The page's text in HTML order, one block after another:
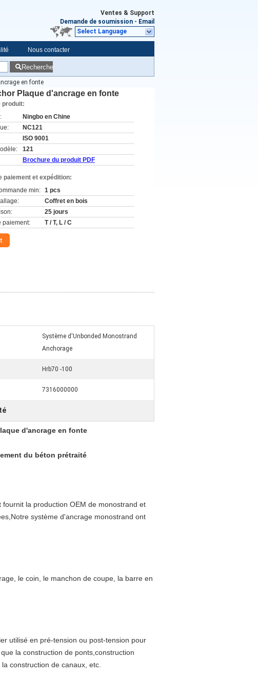
Ventes & Support
Demande de soumission - Email
Select Language
Nous contacter
Recherche
en fonte
Plaque d'ancrage en fonte
produit:
Ningbo en Chine
NC121
ISO 9001
121
Brochure du produit PDF
paiement et expédition:
min: 1 pcs
Coffret en bois
25 jours
paiement:
T / T, L / C
Système d'Unbonded Monostrand
Anchorage
Hrb70 -100
7316000000
d'ancrage en fonte
du béton prétraité
la production OEM de monostrand et
système d'ancrage monostrand ont
le coin, le manchon de coupe, la barre en
utilisé en pré-tension ou post-tension pour
la construction de ponts,construction
construction de canaux, etc.